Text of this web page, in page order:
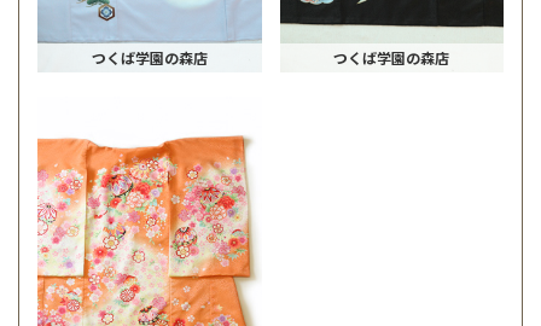
つくば学園の森店 つくば学園の森店